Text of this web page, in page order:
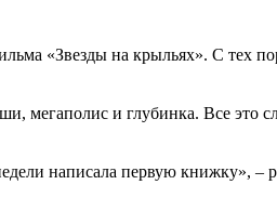
«Звезды на крыльях». С тех
мегаполис и глубинка. Все это
написала первую книжку», –